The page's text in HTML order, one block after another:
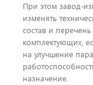
При этом завод-
изменять
состав и
комплектующих,
на улучшение
назначение.